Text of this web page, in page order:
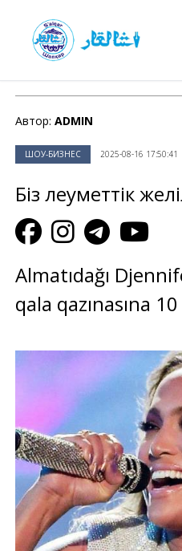
Автор: ADMIN
ШОУ-БИЗНЕС 2025-08-16 17:50:41
Біз әлеуметтік
Almatıdağı
qala qazınasına